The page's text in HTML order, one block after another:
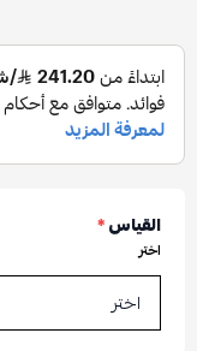
القياس*
اختر